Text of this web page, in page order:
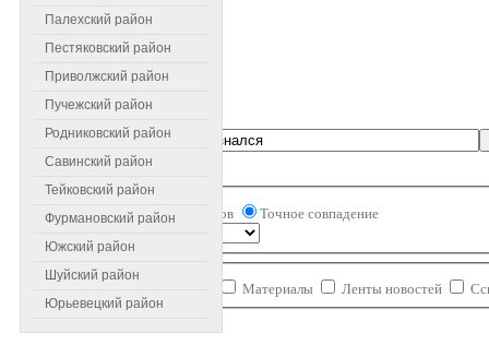
Палехский район
Пестяковский район
Приволжский район
Пучежский район
Родниковский район
Савинский район
Тейковский район
Фурмановский район
Южский район
Шуйский район
Юрьевецкий район
Введите текст для поиска...
Совпадение
Все слова
Любое из слов
Точное совпадение
Материалы Ленты новостей